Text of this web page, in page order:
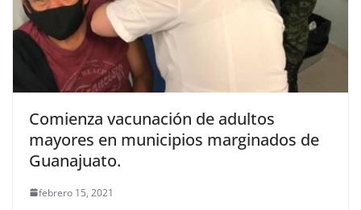
Comienza vacunación de adultos
mayores en municipios marginados de
Guanajuato.
febrero 15, 2021